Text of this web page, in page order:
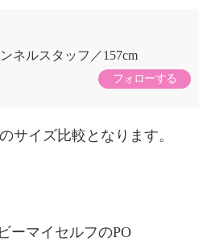
ネルスタッフ
157cm
フォローする
サイズ比較となります。
ーマイセルフのPO